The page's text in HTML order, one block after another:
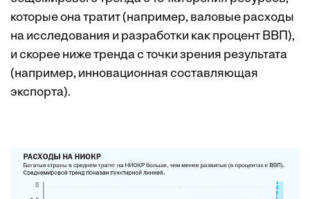
которые она тратит (например, валовые расходы
на исследования и разработки как процент ВВП),
и скорее ниже тренда с точки зрения результата
(например, инновационная составляющая
экспорта).